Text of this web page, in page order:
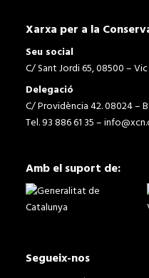
Xarxa per a la
Seu social
C/ Sant Jordi 65, 08500 – Vic
Delegació
C/ Providència 42. 08024 –
Tel. 93 886 61 35 –
Amb el suport de:
Segueix-nos